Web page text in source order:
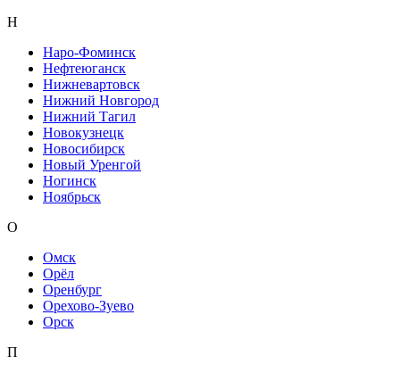
Н
Наро-Фоминск
Нефтеюганск
Нижневартовск
Нижний Новгород
Нижний Тагил
Новокузнецк
Новосибирск
Новый Уренгой
Ногинск
Ноябрьск
О
Омск
Орёл
Оренбург
Орехово-Зуево
Орск
П